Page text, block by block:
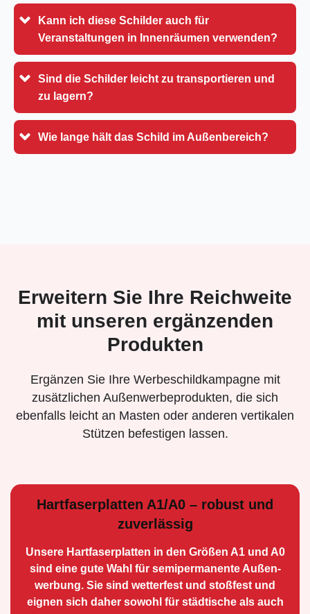
Kann ich diese Schilder auch für
Veranstaltungen in Innenräumen verwenden?
Sind die Schilder leicht zu transportieren und
zu lagern?
Wie lange hält das Schild im Außenbereich?
Erweitern Sie Ihre Reichweite
mit unseren ergänzenden
Produkten
Ergänzen Sie Ihre Werbeschildkampagne mit
zusätzlichen Außenwerbeprodukten, die sich
ebenfalls leicht an Masten oder anderen vertikalen
Stützen befestigen lassen.
Hartfaserplatten A1/A0 – robust und
zuverlässig
Unsere Hartfaserplatten in den Größen A1 und A0
sind eine gute Wahl für semiperma­nente Außen­
werbung. Sie sind wetterfest und stoßfest und
eignen sich daher sowohl für städtische als auch